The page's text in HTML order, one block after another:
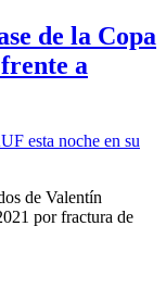
de la Copa
a
de Valentín
por fractura de